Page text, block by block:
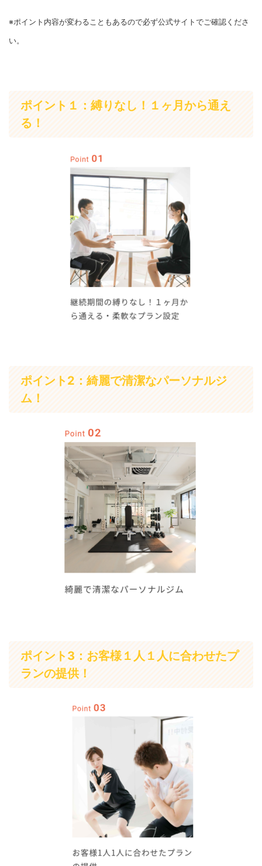
※ポイント内容が変わることもあるので必ず公式サイトでご確認くださ
い。
ポイント１：縛りなし！１ヶ月から通え
る！
ポイント2：綺麗で清潔なパーソナルジ
ム！
ポイント3：お客様１人１人に合わせたプ
ランの提供！